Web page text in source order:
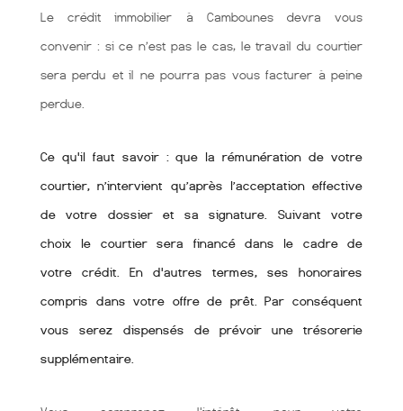
Le crédit immobilier à Cambounes devra vous
convenir : si ce n’est pas le cas, le travail du courtier
sera perdu et il ne pourra pas vous facturer à peine
perdue.
Ce qu'il faut savoir : que la rémunération de votre
courtier, n’intervient qu’après l’acceptation effective
de votre dossier et sa signature. Suivant votre
choix le courtier sera financé dans le cadre de
votre crédit. En d'autres termes, ses honoraires
compris dans votre offre de prêt. Par conséquent
vous serez dispensés de prévoir une trésorerie
supplémentaire.